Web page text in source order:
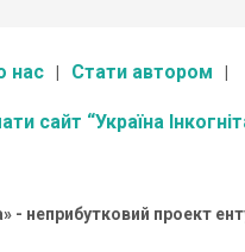
нас Стати автором
сайт “Україна
- неприбутковий проект